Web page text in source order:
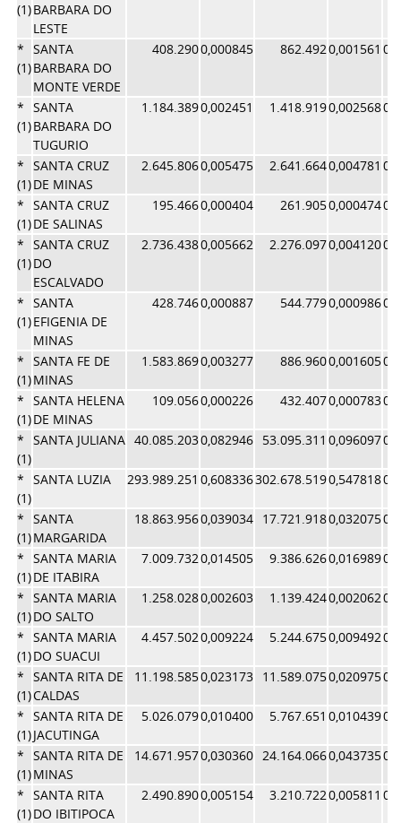
(1)BARBARA DO
LESTE
*
(1)
SANTA
BARBARA DO
MONTE VERDE
408.2900,000845 862.4920,001561
*
(1)
SANTA
BARBARA DO
TUGURIO
1.184.3890,002451 1.418.9190,002568
*
(1)
SANTA CRUZ
DE MINAS
2.645.8060,005475 2.641.6640,004781
*
(1)
SANTA CRUZ
DE SALINAS
195.4660,000404 261.9050,000474
*
(1)
SANTA CRUZ
DO
ESCALVADO
2.736.4380,005662 2.276.0970,004120
*
(1)
SANTA
EFIGENIA DE
MINAS
428.7460,000887 544.7790,000986
*
(1)
SANTA FE DE
MINAS
1.583.8690,003277 886.9600,001605
*
(1)
SANTA HELENA
DE MINAS
109.0560,000226 432.4070,000783
*
(1)
SANTA JULIANA 40.085.2030,082946 53.095.311 0,096097
*
(1)
SANTA LUZIA 293.989.251 0,608336302.678.5190,547818
*
(1)
SANTA
MARGARIDA
18.863.9560,039034 17.721.9180,032075
*
(1)
SANTA MARIA
DE ITABIRA
7.009.7320,014505 9.386.6260,016989
*
(1)
SANTA MARIA
DO SALTO
1.258.0280,002603 1.139.4240,002062
*
(1)
SANTA MARIA
DO SUACUI
4.457.5020,009224 5.244.6750,009492
*
(1)
SANTA RITA DE
CALDAS
11.198.5850,023173 11.589.0750,020975
*
(1)
SANTA RITA DE
JACUTINGA
5.026.0790,010400 5.767.651 0,010439
*
(1)
SANTA RITA DE
MINAS
14.671.9570,030360 24.164.0660,043735
*
(1)
SANTA RITA
DO IBITIPOCA
2.490.8900,005154 3.210.7220,005811